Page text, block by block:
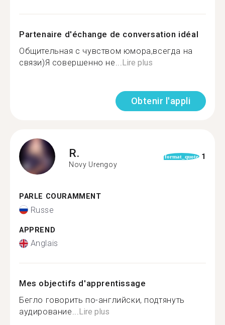
Partenaire d'échange de conversation idéal
Общительная с чувством юмора,всегда на
связи)Я совершенно не...Lire plus
Obtenir l'appli
R.
Novy Urengoy
format_quote 1
PARLE COURAMMENT
Russe
APPREND
Anglais
Mes objectifs d'apprentissage
Бегло говорить по-английски, подтянуть
аудирование...Lire plus